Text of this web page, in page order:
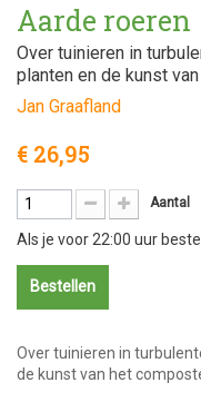
Aarde roeren
Over tuinieren in
planten en de kunst
Jan Graafland
€ 26,95
Aantal
Als je voor 22:00 uur
Bestellen
Over tuinieren in
de kunst van het